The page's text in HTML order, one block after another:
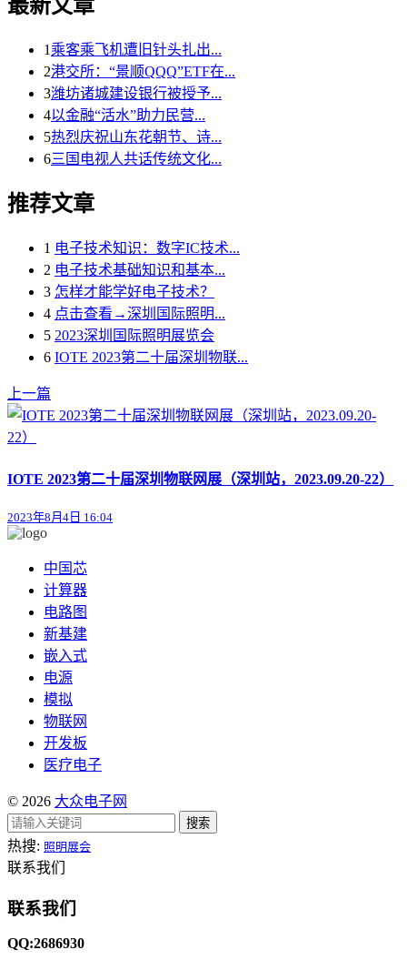
最新文章
1 乘客乘飞机遭旧针头扎出...
2港交所：“景顺QQQ”ETF在...
3潍坊诸城建设银行被授予...
4以金融“活水”助力民营...
5热烈庆祝山东花朝节、诗...
6三国电视人共话传统文化...
推荐文章
1 电子技术知识：数字IC技术...
2 电子技术基础知识和基本...
3 怎样才能学好电子技术？
4 点击查看→深圳国际照明...
5 2023深圳国际照明展览会
6 IOTE 2023第二十届深圳物联...
上一篇
IOTE 2023第二十届深圳物联网展（深圳站，2023.09.20-22）
2023年8月4日 16:04
中国芯
计算器
电路图
新基建
嵌入式
电源
模拟
物联网
开发板
医疗电子
© 2026 大众电子网
搜索
热搜: 照明展会
联系我们
联系我们
QQ:2686930